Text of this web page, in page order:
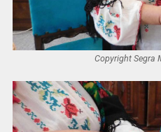
Copyright Segra